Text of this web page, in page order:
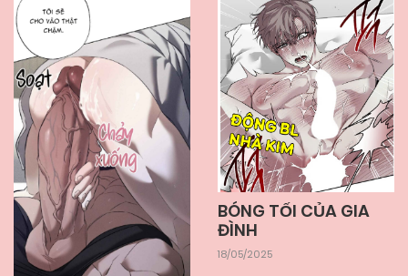
BÓNG TỐI CỦA GIA
ĐÌNH
18/05/2025